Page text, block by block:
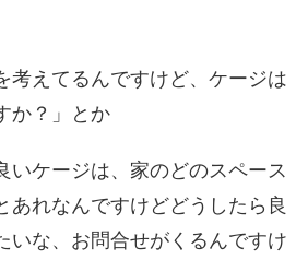
考えてるんですけど、ケージは
か？」とか
いケージは、家のどのスペース
あれなんですけどどうしたら良
いな、お問合せがくるんですけ